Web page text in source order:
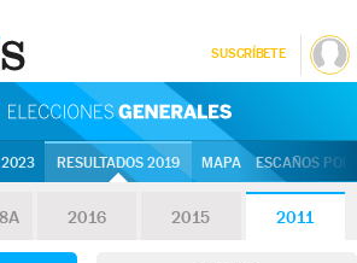
SUSCRÍBETE
2023 RESULTADOS 2019 MAPA ESCAÑOS
2016 2015 2011